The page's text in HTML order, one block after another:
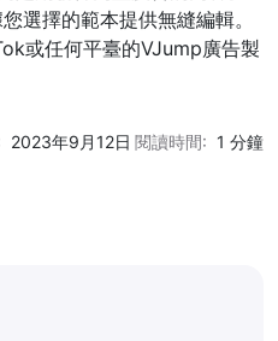
選擇的範本提供無縫編輯。
或任何平臺的VJump廣告製
2023年9月12日 閱讀時間: 1 分鐘